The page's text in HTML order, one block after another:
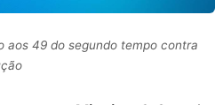
aos 49 do segundo tempo contra